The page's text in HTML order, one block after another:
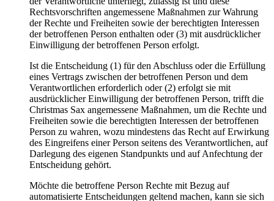
Rechtsvorschriften angemessene Maßnahmen zur Wahrung
der Rechte und Freiheiten sowie der berechtigten Interessen
der betroffenen Person enthalten oder (3) mit ausdrücklicher
Einwilligung der betroffenen Person erfolgt.
Ist die Entscheidung (1) für den Abschluss oder die Erfüllung
eines Vertrags zwischen der betroffenen Person und dem
Verantwortlichen erforderlich oder (2) erfolgt sie mit
ausdrücklicher Einwilligung der betroffenen Person, trifft die
Christmas Sax angemessene Maßnahmen, um die Rechte und
Freiheiten sowie die berechtigten Interessen der betroffenen
Person zu wahren, wozu mindestens das Recht auf Erwirkung
des Eingreifens einer Person seitens des Verantwortlichen, auf
Darlegung des eigenen Standpunkts und auf Anfechtung der
Entscheidung gehört.
Möchte die betroffene Person Rechte mit Bezug auf
automatisierte Entscheidungen geltend machen, kann sie sich